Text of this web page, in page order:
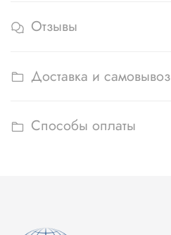
Отзывы
Доставка и самовывоз
Способы оплаты